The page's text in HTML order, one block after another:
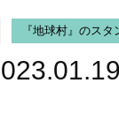
『地球村』のスタ